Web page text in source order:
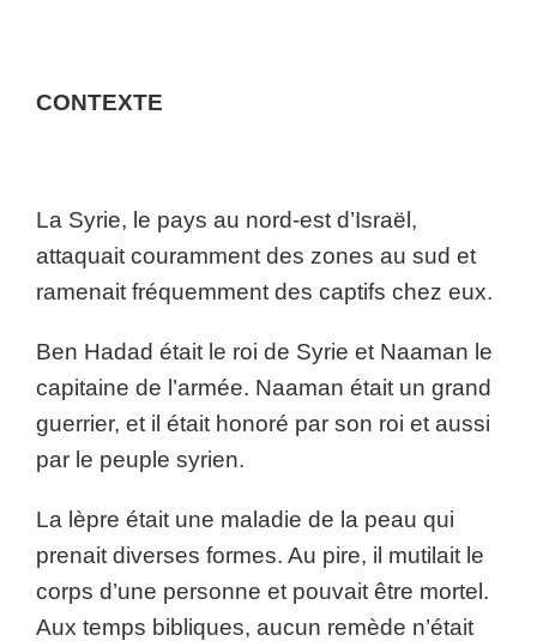
CONTEXTE
La Syrie, le pays au nord-est d’Israël,
attaquait couramment des zones au sud et
ramenait fréquemment des captifs chez eux.
Ben Hadad était le roi de Syrie et Naaman le
capitaine de l’armée. Naaman était un grand
guerrier, et il était honoré par son roi et aussi
par le peuple syrien.
La lèpre était une maladie de la peau qui
prenait diverses formes. Au pire, il mutilait le
corps d’une personne et pouvait être mortel.
Aux temps bibliques, aucun remède n’était